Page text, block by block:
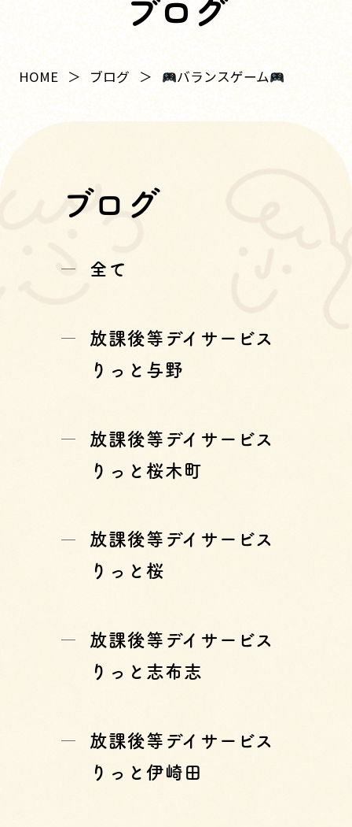
ブログ
HOME ブログ バランスゲーム
ブログ
全て
放課後等デイサービス
りっと与野
放課後等デイサービス
りっと桜木町
放課後等デイサービス
りっと桜
放課後等デイサービス
りっと志布志
放課後等デイサービス
りっと伊崎田